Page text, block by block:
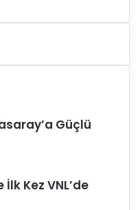
Güçlü
Kez VNL’de